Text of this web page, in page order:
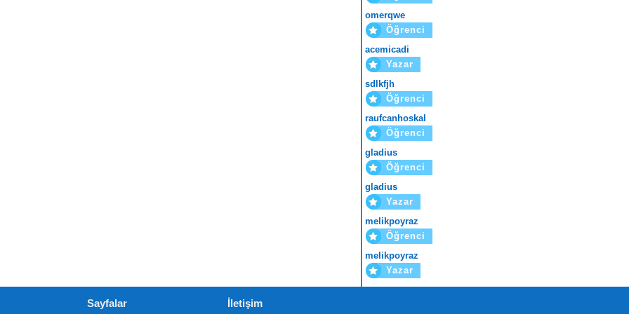
omerqwe
Öğrenci
acemicadi
Yazar
sdlkfjh
Öğrenci
raufcanhoskal
Öğrenci
gladius
Öğrenci
gladius
Yazar
melikpoyraz
Öğrenci
melikpoyraz
Yazar
Sayfalar İletişim